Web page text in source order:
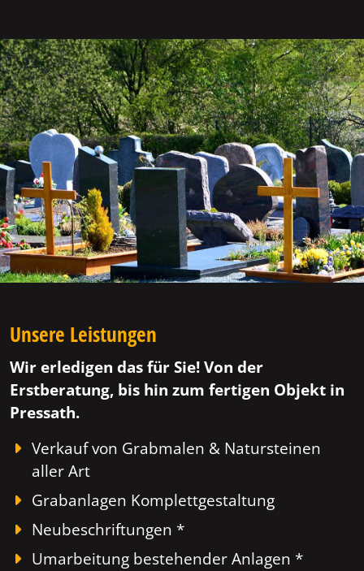
Unsere Leistungen
Wir erledigen das für Sie! Von der
Erstberatung, bis hin zum fertigen Objekt in
Pressath.
Verkauf von Grabmalen & Natursteinen
aller Art
Grabanlagen Komplettgestaltung
Neubeschriftungen *
Umarbeitung bestehender Anlagen *